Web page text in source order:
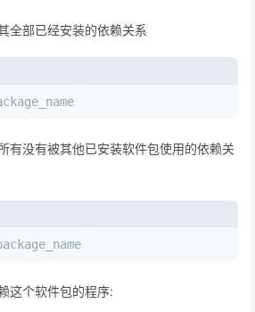
全部已经安装的依赖关系
有没有被其他已安装软件包使用的依赖关
这个软件包的程序: